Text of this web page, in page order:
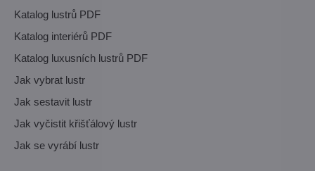
Katalog lustrů PDF
Katalog interiérů PDF
Katalog luxusních lustrů PDF
Jak vybrat lustr
Jak sestavit lustr
Jak vyčistit křišťálový lustr
Jak se vyrábí lustr